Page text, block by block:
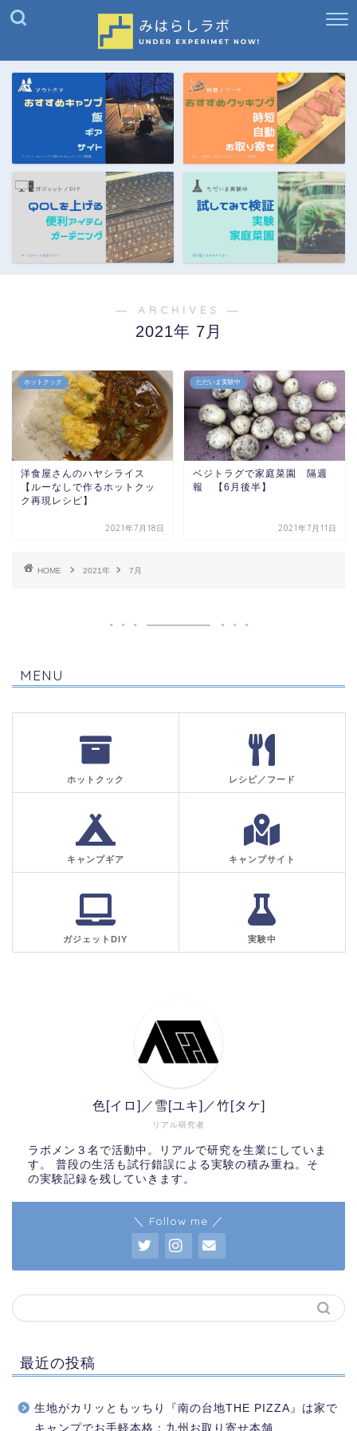
― ARCHIVES ―
2021年 7月
ホットクック
洋食屋さんのハヤシライス
【ルーなしで作るホットクッ
ク再現レシピ】
2021年7月18日
ただいま実験中
ベジトラグで家庭菜園 隔週
報 【6月後半】
2021年7月11日
HOME 2021年 7月
MENU
ホットクック レシピ／フード
キャンプギア キャンプサイト
ガジェットDIY 実験中
リアル研究者
色[イロ]／雪[ユキ]／竹[タケ]
ラボメン３名で活動中。リアルで研究を生業にしていま
す。 普段の生活も試行錯誤による実験の積み重ね。そ
の実験記録を残していきます。
＼ Follow me ／
最近の投稿
生地がカリッともッちり『南の台地THE PIZZA』は家で
キャンプでお手軽本格：九州お取り寄せ本舗